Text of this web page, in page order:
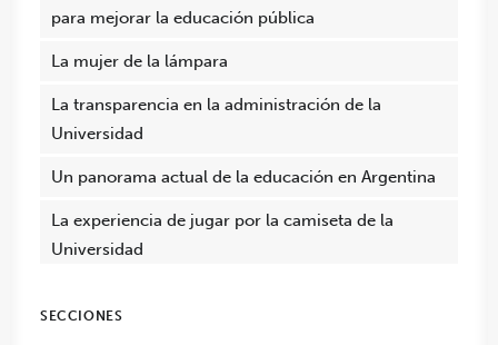
para mejorar la educación pública
La mujer de la lámpara
La transparencia en la administración de la
Universidad
Un panorama actual de la educación en Argentina
La experiencia de jugar por la camiseta de la
Universidad
SECCIONES